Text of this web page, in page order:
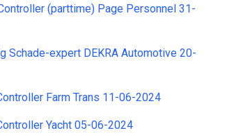
(parttime) Page Personnel 31-
Schade-expert DEKRA Automotive 20-
Farm Trans 11-06-2024
Yacht 05-06-2024